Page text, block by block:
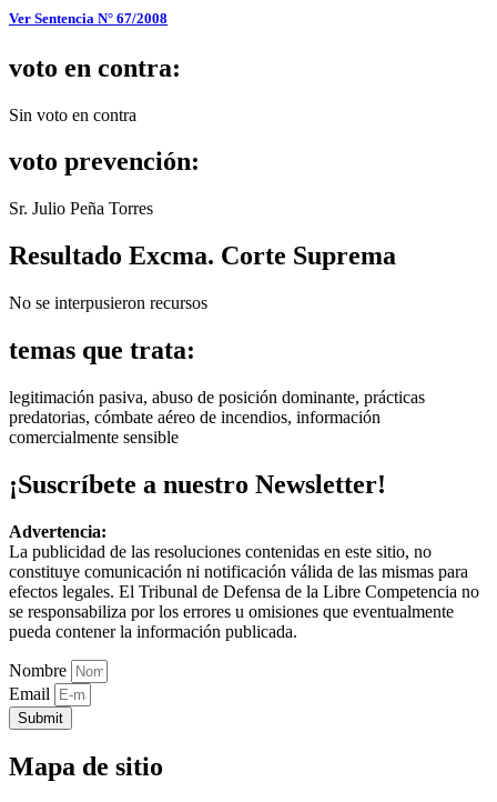
Ver Sentencia N° 67/2008
voto en contra:
Sin voto en contra
voto prevención:
Sr. Julio Peña Torres
Resultado Excma. Corte Suprema
No se interpusieron recursos
temas que trata:
legitimación pasiva, abuso de posición dominante, prácticas
predatorias, cómbate aéreo de incendios, información
comercialmente sensible
¡Suscríbete a nuestro Newsletter!
Advertencia:
La publicidad de las resoluciones contenidas en este sitio, no
constituye comunicación ni notificación válida de las mismas para
efectos legales. El Tribunal de Defensa de la Libre Competencia no
se responsabiliza por los errores u omisiones que eventualmente
pueda contener la información publicada.
Nombre
Email
Submit
Mapa de sitio